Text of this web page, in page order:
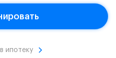
в ипотеку